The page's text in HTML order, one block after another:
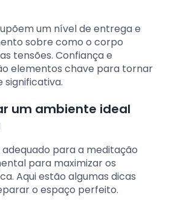
um nível de entrega e
sobre como o corpo
tensões. Confiança e
elementos chave para tornar
significativa.
um ambiente ideal
para a meditação
para maximizar os
Aqui estão algumas dicas
o espaço perfeito.